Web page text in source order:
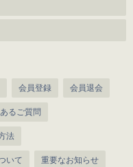
会員登録 会員退会
るご質問
法
いて 重要なお知らせ